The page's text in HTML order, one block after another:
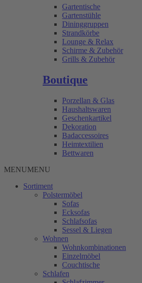
Gartentische
Gartenstühle
Dininggruppen
Strandkörbe
Lounge & Relax
Schirme & Zubehör
Grills & Zubehör
Boutique
Porzellan & Glas
Haushaltswaren
Geschenkartikel
Dekoration
Badaccessoires
Heimtextilien
Bettwaren
MENUMENU
Sortiment
Polstermöbel
Sofas
Ecksofas
Schlafsofas
Sessel & Liegen
Wohnen
Wohnkombinationen
Einzelmöbel
Couchtische
Schlafen